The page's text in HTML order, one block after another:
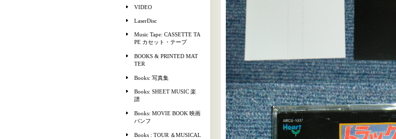
VIDEO
LaserDisc
Music Tape: CASSETTE TA
PE カセット・テープ
BOOKS & PRINTED MAT
TER
Books: 写真集
Books: SHEET MUSIC 楽
譜
Books: MOVIE BOOK 映画
パンフ
Books : TOUR ＆MUSICAL